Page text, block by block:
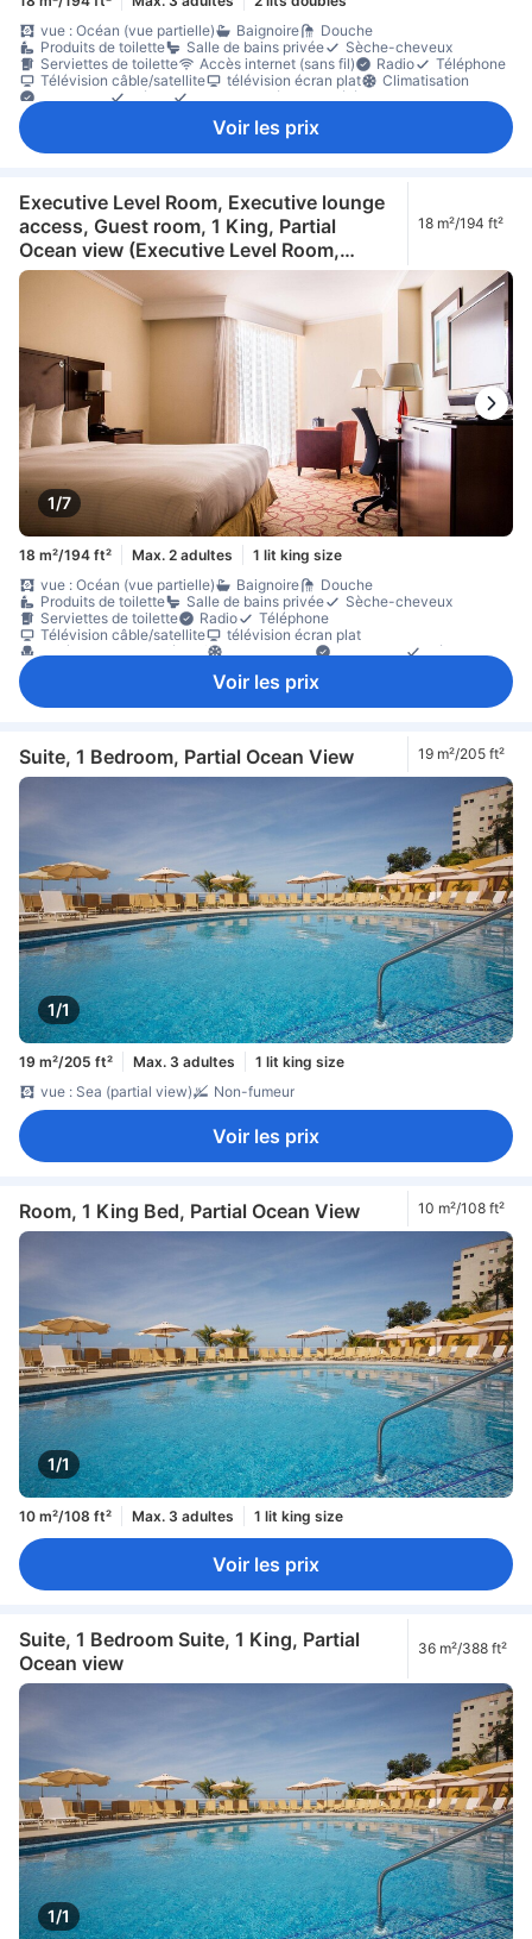
vue : Océan (vue partielle)
Baignoire
Douche
Produits de toilette
Salle de bains privée
Sèche-cheveux
Serviettes de toilette
Accès internet (sans fil) Radio
Téléphone
Télévision câble/satellite
télévision écran plat
Climatisation
Concierge
Réveil
Service de réveil par téléphone
matériel de repassage
Placard
Voir les prix
Executive Level Room, Executive lounge
access, Guest room, 1 King, Partial
Ocean view (Executive Level Room,
Executive Lounge Access, Guest Room, 1
King, Partial Ocean View)
18 m²/194 ft²
1/7
18 m²/194 ft² Max. 2 adultes
1 lit king size
vue : Océan (vue partielle)
Baignoire
Douche
Produits de toilette
Salle de bains privée
Sèche-cheveux
Serviettes de toilette
Radio
Téléphone
Télévision câble/satellite
télévision écran plat
accès au lounge exécutif
Climatisation Concierge
Réveil
thé gratuit Canapé
Voir les prix
Suite, 1 Bedroom, Partial Ocean View 19 m²/205 ft²
1/1
19 m²/205 ft² Max. 3 adultes
1 lit king size
vue : Sea (partial view)
Non-fumeur
Voir les prix
Room, 1 King Bed, Partial Ocean View 10 m²/108 ft²
1/1
10 m²/108 ft² Max. 3 adultes 1 lit king size
Voir les prix
Suite, 1 Bedroom Suite, 1 King, Partial
Ocean view
36 m²/388 ft²
1/1